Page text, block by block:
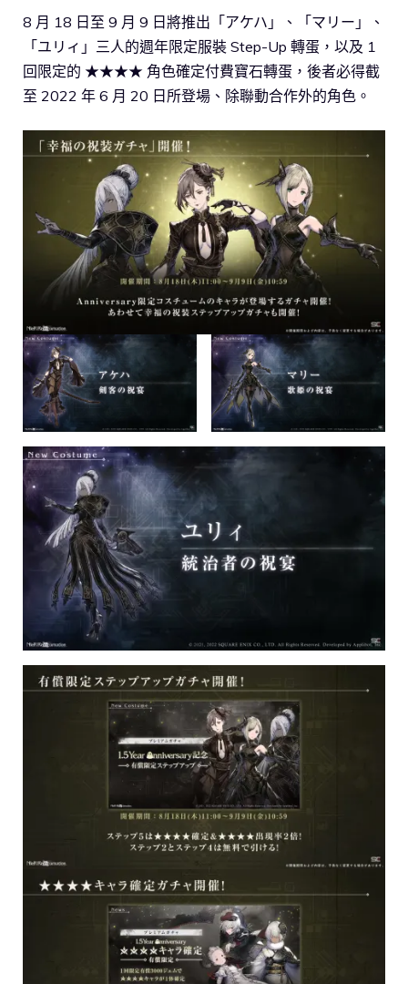
8 月 18 日至 9 月 9 日將推出「アケハ」、「マリー」、
「ユリィ」三人的週年限定服裝 Step-Up 轉蛋，以及 1
回限定的 ★★★★ 角色確定付費寶石轉蛋，後者必得截
至 2022 年 6 月 20 日所登場、除聯動合作外的角色。